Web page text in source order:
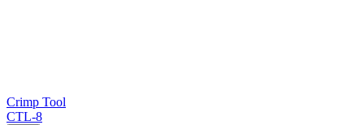
Crimp Tool
CTL-8